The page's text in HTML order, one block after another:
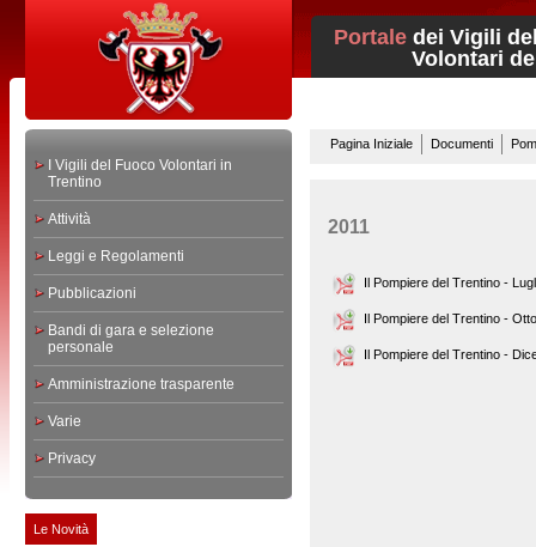
Portale dei Vigili
Volontari del
I Vigili del Fuoco Volontari in
Trentino
Attività
Leggi e Regolamenti
Pubblicazioni
Bandi di gara e selezione
personale
Amministrazione trasparente
Varie
Privacy
Le Novità
Pagina Iniziale Documenti
2011
Il Pompiere del Trentino -
Il Pompiere del Trentino -
Il Pompiere del Trentino -